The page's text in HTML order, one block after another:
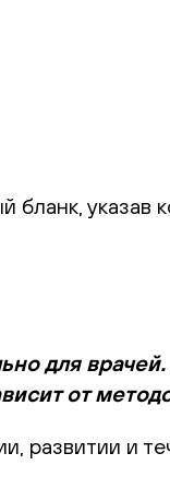
указав
для врачей.
от
развитии и